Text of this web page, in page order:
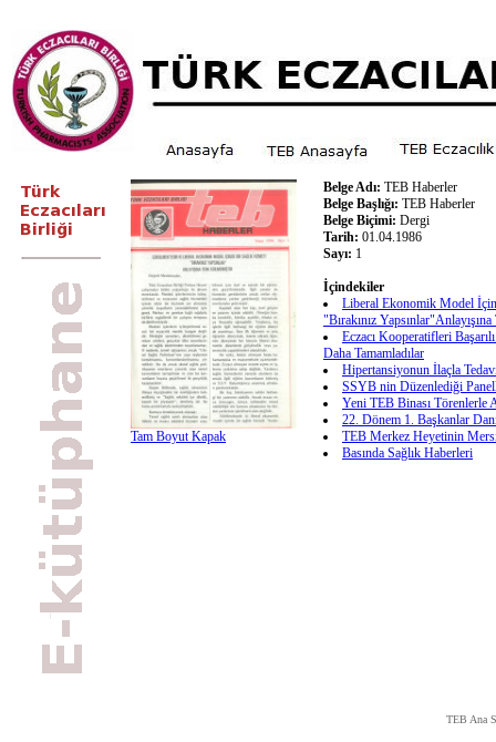
Tam Boyut Kapak
Belge Adı: TEB Haberler
Belge Başlığı: TEB Haberler
Belge Biçimi: Dergi
Tarih: 01.04.1986
Sayı: 1
İçindekiler
Liberal Ekonomik Model
"Bırakınız
Eczacı Kooperatifleri
Daha Tamamladılar
Hipertansiyonun İlaçla
SSYB nin Düzenlediği
Yeni TEB Binası Törenlerle
22. Dönem 1. Başkanlar
TEB Merkez Heyetinin
Basında Sağlık Haberleri
TEB Ana